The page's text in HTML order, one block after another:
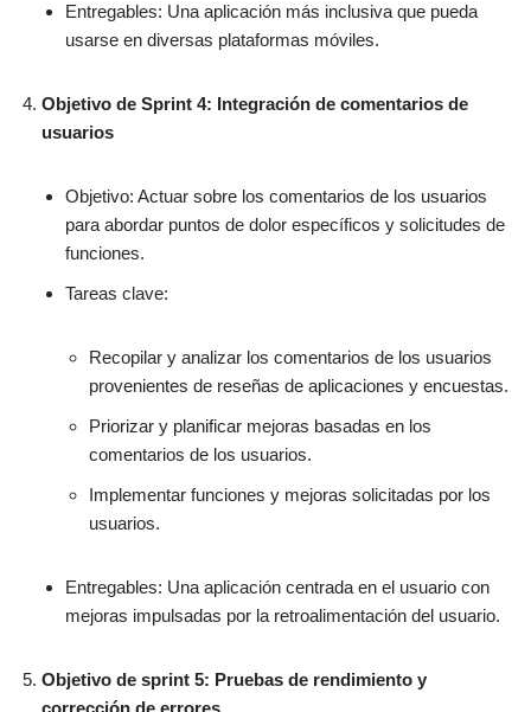
Entregables: Una aplicación más inclusiva que pueda
usarse en diversas plataformas móviles.
Objetivo de Sprint 4: Integración de comentarios de
usuarios
Objetivo: Actuar sobre los comentarios de los usuarios
para abordar puntos de dolor específicos y solicitudes de
funciones.
Tareas clave:
Recopilar y analizar los comentarios de los usuarios
provenientes de reseñas de aplicaciones y encuestas.
Priorizar y planificar mejoras basadas en los
comentarios de los usuarios.
Implementar funciones y mejoras solicitadas por los
usuarios.
Entregables: Una aplicación centrada en el usuario con
mejoras impulsadas por la retroalimentación del usuario.
Objetivo de sprint 5: Pruebas de rendimiento y